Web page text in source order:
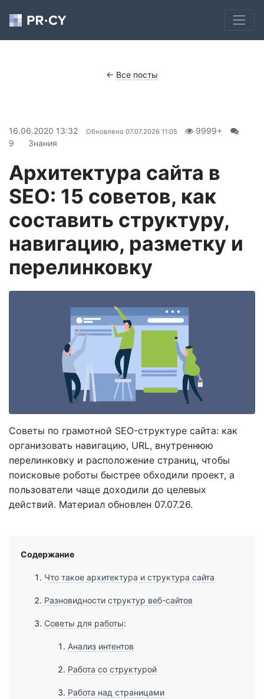
← Все посты
16.06.2020 13:32 Обновлено 07.07.2026 11:05
9999+
9
Знания
Архитектура сайта в
SEO: 15 советов, как
составить структуру,
навигацию, разметку и
перелинковку
Советы по грамотной SEO-структуре сайта: как
организовать навигацию, URL, внутреннюю
перелинковку и расположение страниц, чтобы
поисковые роботы быстрее обходили проект, а
пользователи чаще доходили до целевых
действий. Материал обновлен 07.07.26.
Содержание
Что такое архитектура и структура сайта
Разновидности структур веб-сайтов
Советы для работы:
Анализ интентов
Работа со структурой
Работа над страницами